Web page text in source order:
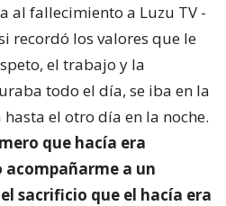
al fallecimiento a Luzu TV -
recordó los valores que le
el trabajo y la
todo el día, se iba en la
el otro día en la noche.
que hacía era
a un
sacrificio que el hacía era